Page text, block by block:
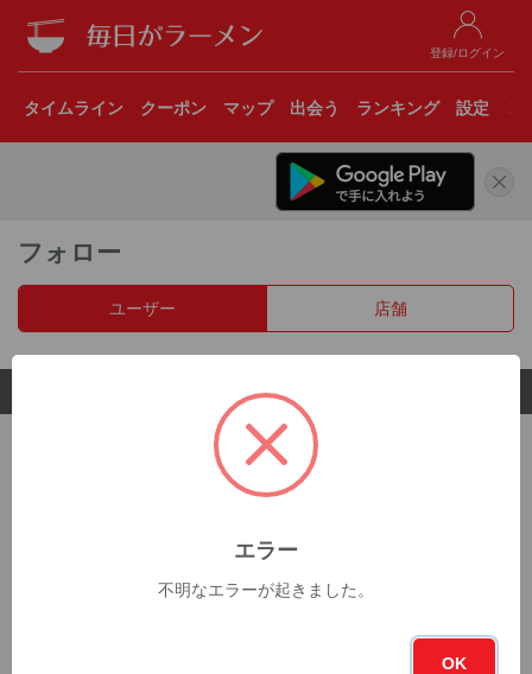
登録/ログイン
タイムライン クーポン マップ 出会う ランキング 設定
フォロー
ユーザー 店舗
© 2017 Clear Inc.
エラー
不明なエラーが起きました。
OK